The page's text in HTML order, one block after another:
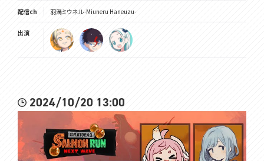
配信ch 羽渦ミウネル -Miuneru Haneuzu-
出演
2024/10/20 13:00